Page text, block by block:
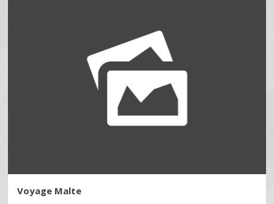
Voyage Malte